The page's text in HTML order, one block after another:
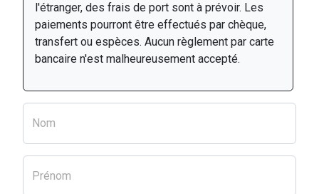
l'étranger, des frais de port sont à prévoir. Les
paiements pourront être effectués par chèque,
transfert ou espèces. Aucun règlement par carte
bancaire n'est malheureusement accepté.
Nom
Prénom